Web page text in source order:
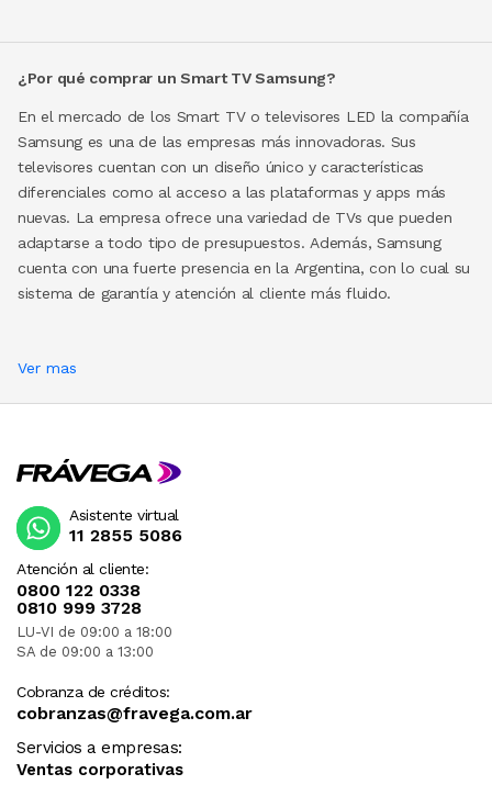
¿Por qué comprar un Smart TV Samsung?
En el mercado de los Smart TV o televisores LED la compañía
Samsung es una de las empresas más innovadoras. Sus
televisores cuentan con un diseño único y características
diferenciales como al acceso a las plataformas y apps más
nuevas. La empresa ofrece una variedad de TVs que pueden
adaptarse a todo tipo de presupuestos. Además, Samsung
cuenta con una fuerte presencia en la Argentina, con lo cual su
sistema de garantía y atención al cliente más fluido.
Ver mas
Atención al cliente:
0800 122 0338
0810 999 3728
LU-VI de 09:00 a 18:00
SA de 09:00 a 13:00
Cobranza de créditos:
cobranzas@fravega.com.ar
Servicios a empresas:
Ventas corporativas
Asistente virtual
11 2855 5086